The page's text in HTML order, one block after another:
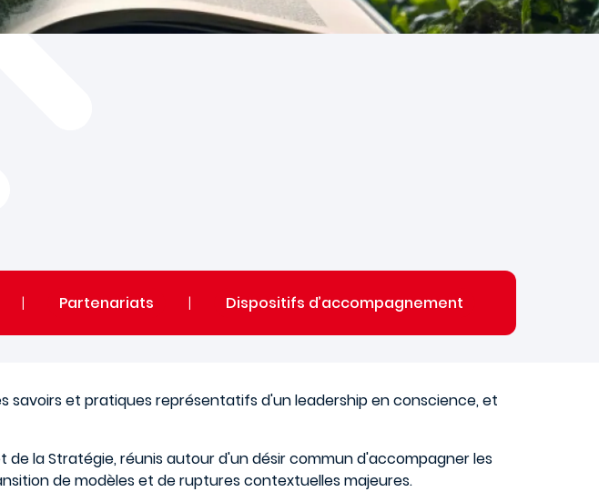
| Partenariats | Dispositifs d’accompagnement
savoirs et pratiques représentatifs d'un leadership en conscience, et
de la Stratégie, réunis autour d'un désir commun d'accompagner les
de modèles et de ruptures contextuelles majeures.